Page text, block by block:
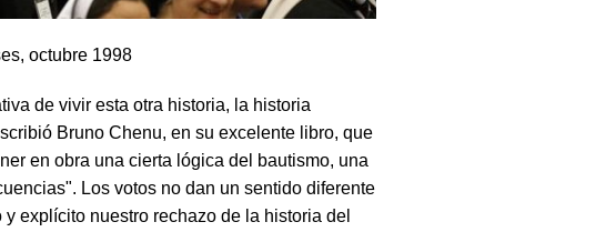
octubre 1998
de vivir esta otra historia, la historia
Bruno Chenu, en su excelente libro, que
en obra una cierta lógica del bautismo, una
Los votos no dan un sentido diferente
explícito nuestro rechazo de la historia del